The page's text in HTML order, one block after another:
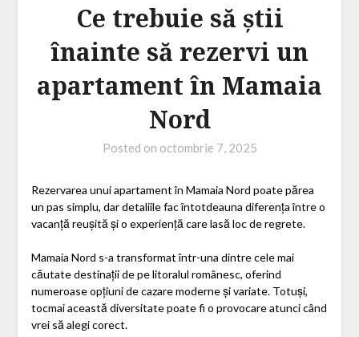
Ce trebuie să știi
înainte să rezervi un
apartament în Mamaia
Nord
Posted on octombrie 7, 2025
Rezervarea unui apartament în Mamaia Nord poate părea
un pas simplu, dar detaliile fac întotdeauna diferența între o
vacanță reușită și o experiență care lasă loc de regrete.
Mamaia Nord s-a transformat într-una dintre cele mai
căutate destinații de pe litoralul românesc, oferind
numeroase opțiuni de cazare moderne și variate. Totuși,
tocmai această diversitate poate fi o provocare atunci când
vrei să alegi corect.